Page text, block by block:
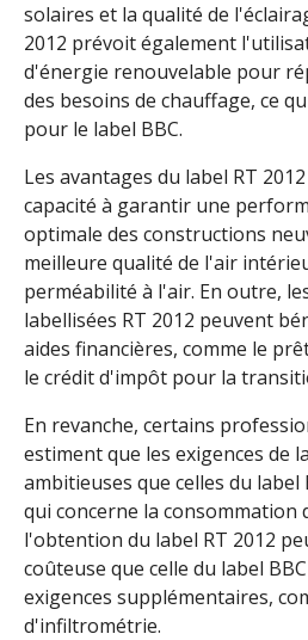
solaires et la qualité de
2012 prévoit également
d'énergie renouvelable pour
des besoins de chauffage, ce
pour le label BBC.
Les avantages du label RT
capacité à garantir une
optimale des constructions
meilleure qualité de l'air
perméabilité à l'air. En outre,
labellisées RT 2012 peuvent
aides financières, comme le
le crédit d'impôt pour la
En revanche, certains
estiment que les exigences de
ambitieuses que celles du label
qui concerne la consommation
l'obtention du label RT 2012
coûteuse que celle du label
exigences supplémentaires,
d'infiltrométrie.